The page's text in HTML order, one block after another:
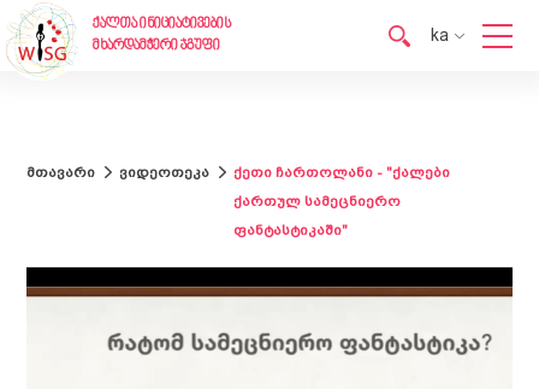
ქალთა ინიციატივების
მხარდამჭერი ჯგუფი
ka
მთავარი ვიდეოთეკა
ქეთი ჩართოლანი - "ქალები
ქართულ სამეცნიერო
ფანტასტიკაში"